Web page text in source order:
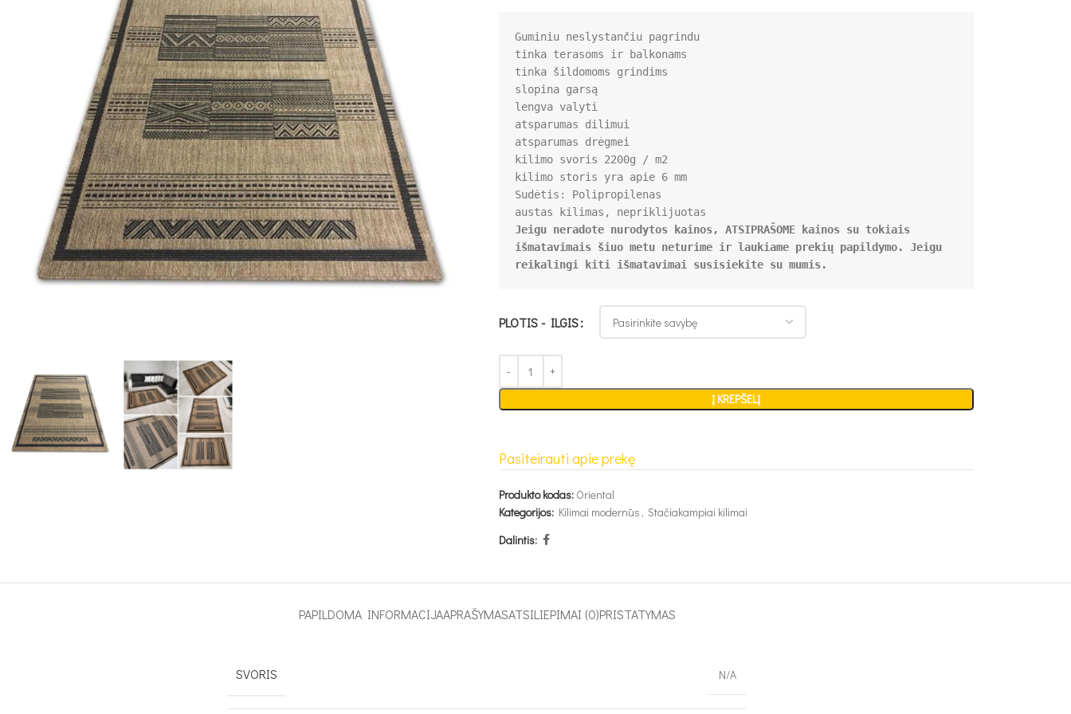
Guminiu neslystančiu pagrindu
tinka terasoms ir balkonams
tinka šildomoms grindims
slopina garsą
lengva valyti
atsparumas dilimui
atsparumas drėgmei
kilimo svoris 2200g / m2
Sudėtis: Polipropilenas
Jeigu neradote nurodytos kainos, ATSIPRAŠOME kainos su tokiais
išmatavimais šiuo metu neturime ir laukiame prekių papildymo. Jeigu
reikalingi kiti išmatavimai susisiekite su mumis.
PLOTIS - ILGIS
Į KREPŠELĮ
Pasiteirauti apie prekę
Produkto kodas: Oriental
Kategorijos: Kilimai modernūs , Stačiakampiai kilimai
Dalintis:
PAPILDOMA INFORMACIJAAPRAŠYMASATSILIEPIMAI (0)PRISTATYMAS
SVORIS N/A